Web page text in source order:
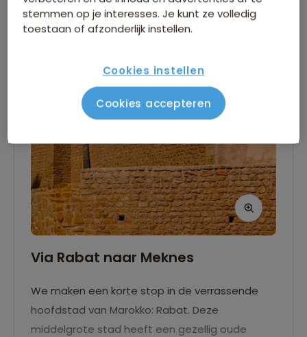
Dag 2
Via Rabat naar Meknes
We maken een korte stop in de verrassende
hoofdstad van Marokko: Rabat. Deze
middelgrote stad heeft een gezellig oude
stemmen op je interesses. Je kunt ze volledig
toestaan of afzonderlijk instellen.
Cookies instellen
Cookies accepteren